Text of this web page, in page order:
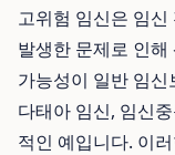
고위험 임신은 임
발생한 문제로 인
가능성이 일반 임
다태아 임신, 임신
적인 예입니다. 이